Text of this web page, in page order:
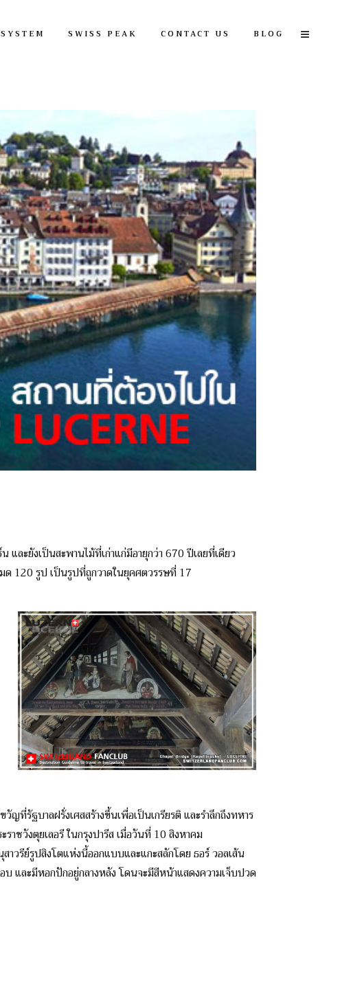
SWISS PEAK CONTACT US BLOG
และยังเป็นสะพานไม้ที่เก่าแก่มีอายุกว่า 670 ปีเลยที่เดียว
ด 120 รูป เป็นรูปที่ถูกวาดในยุคศตวรรษที่ 17
ที่รัฐบาลฝรั่งเศสสร้างขึ้นเพื่อเป็นเกรียรติ และรำลึกถึงทหาร
ชวังตุยเลอรี ในกรุงปารีส เมื่อวันที่ 10 สิงหาคม
วรีย์รูปสิงโตแห่งนี้ออกแบบและแกะสลักโดย ธอร์ วอลเส้น
และมีหอกปักอยู่กลางหลัง โดนจะมีสีหน้าแสดงความเจ็บปวด